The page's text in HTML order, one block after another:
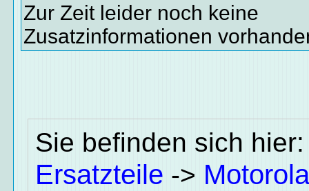
Zur Zeit leider noch keine
Zusatzinformationen
Sie befinden sich
Ersatzteile ->